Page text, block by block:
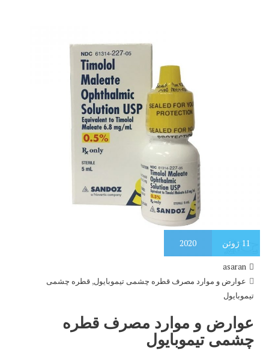
11 ژوئن 2020
asaran
عوارض و موارد مصرف قطره چشمی تیموبایول, قطره چشمی
تیموبایول
عوارض و موارد مصرف قطره
چشمی تیموبایول